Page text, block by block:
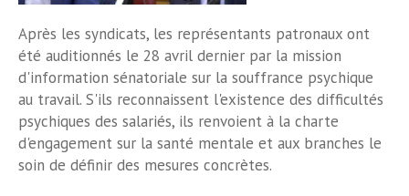
Après les syndicats, les représentants patronaux ont
été auditionnés le 28 avril dernier par la mission
d'information sénatoriale sur la souffrance psychique
au travail. S'ils reconnaissent l'existence des difficultés
psychiques des salariés, ils renvoient à la charte
d'engagement sur la santé mentale et aux branches le
soin de définir des mesures concrètes.